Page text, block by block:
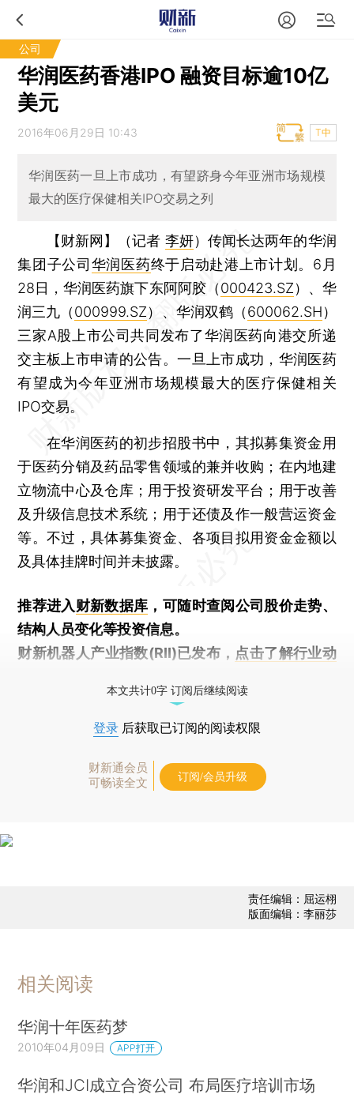
公司
华润医药香港IPO 融资目标逾10亿
美元
2016年06月29日 10:43 T中
华润医药一旦上市成功，有望跻身今年亚洲市场规模
最大的医疗保健相关IPO交易之列
【财新网】（记者 李妍） 传闻长达两年的华润
集团子公司 华润医药终于启动赴港上市计划。6月
28日，华润医药旗下东阿阿胶（000423.SZ）、华
润三九（000999.SZ）、华润双鹤（600062.SH）
三家A股上市公司共同发布了华润医药向港交所递
交主板上市申请的公告。一旦上市成功，华润医药
有望成为今年亚洲市场规模最大的医疗保健相关
IPO交易。
在华润医药的初步招股书中，其拟募集资金用
于医药分销及药品零售领域的兼并收购；在内地建
立物流中心及仓库；用于投资研发平台；用于改善
及升级信息技术系统；用于还债及作一般营运资金
等。不过，具体募集资金、各项目拟用资金金额以
及具体挂牌时间并未披露。
推荐进入财新数据库 ，可随时查阅公司股价走势、
结构人员变化等投资信息。
财新机器人产业指数(RII)已发布， 点击了解行业动
本文共计0字 订阅后继续阅读
登录 后获取已订阅的阅读权限
财新通会员
可畅读全文
订阅/会员升级
责任编辑：屈运栩
版面编辑：李丽莎
相关阅读
华润十年医药梦
2010年04月09日 APP打开
华润和JCI成立合资公司 布局医疗培训市场